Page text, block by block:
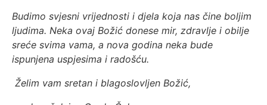
Budimo svjesni vrijednosti i djela koja nas čine boljim
ljudima. Neka ovaj Božić donese mir, zdravlje i obilje
sreće svima vama, a nova godina neka bude
ispunjena uspjesima i radošću.
Želim vam sretan i blagoslovljen Božić,